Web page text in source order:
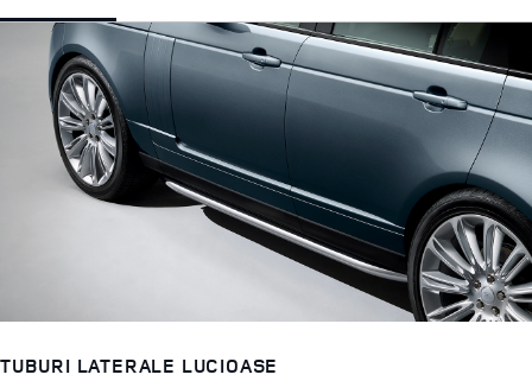
TUBURI LATERALE LUCIOASE